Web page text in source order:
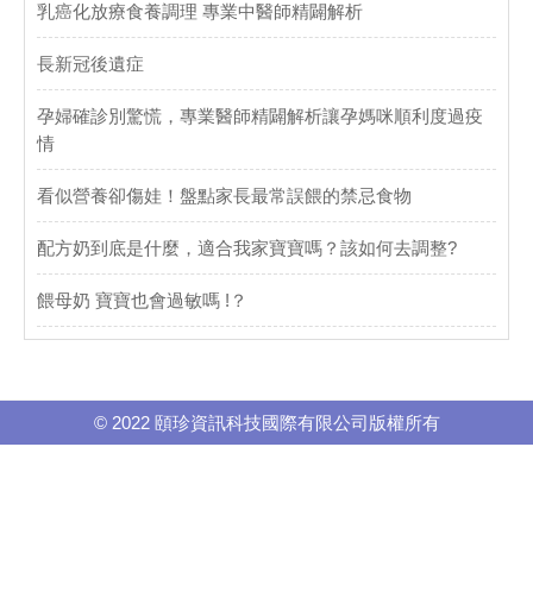
乳癌化放療食養調理 專業中醫師精闢解析
長新冠後遺症
孕婦確診別驚慌，專業醫師精闢解析讓孕媽咪順利度過疫
情
看似營養卻傷娃！盤點家長最常誤餵的禁忌食物
配方奶到底是什麼，適合我家寶寶嗎？該如何去調整?
餵母奶 寶寶也會過敏嗎 !？
© 2022 頤珍資訊科技國際有限公司版權所有